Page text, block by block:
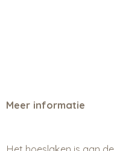
Meer informatie